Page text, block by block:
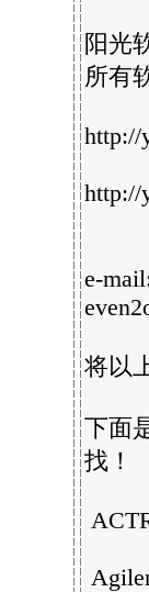
阳光
所有
http://
e-
将以
下面
找！